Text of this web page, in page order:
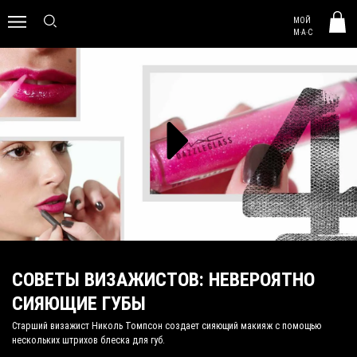
МОЙ
M·A·C
СОВЕТЫ ВИЗАЖИСТОВ: НЕВЕРОЯТНО
СИЯЮЩИЕ ГУБЫ
Старший визажист Николь Томпсон создает сияющий макияж с помощью
нескольких штрихов блеска для губ.